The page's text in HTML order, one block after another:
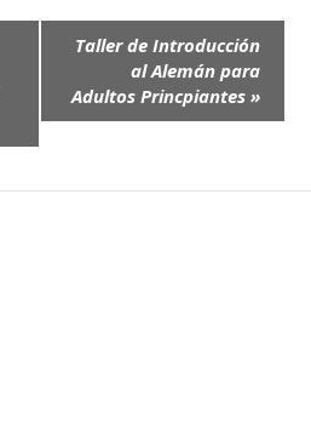
Taller de Introducción
al Alemán para
Adultos Princpiantes »